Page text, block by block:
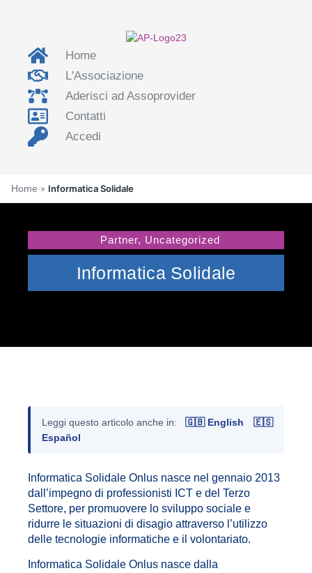
Home
L'Associazione
Aderisci ad Assoprovider
Contatti
Accedi
Home » Informatica Solidale
Partner, Uncategorized
Informatica Solidale
Leggi questo articolo anche in: 🇬🇧 English
🇪🇸
Español
Informatica Solidale Onlus nasce nel gennaio 2013
dall’impegno di professionisti ICT e del Terzo
Settore, per promuovere lo sviluppo sociale e
ridurre le situazioni di disagio attraverso l’utilizzo
delle tecnologie informatiche e il volontariato.
Informatica Solidale Onlus nasce dalla